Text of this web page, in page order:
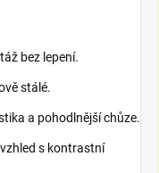
bez lepení.
stálé.
a pohodlnější chůze.
s kontrastní